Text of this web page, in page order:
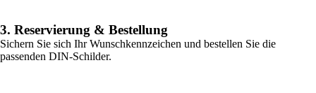
3. Reservierung & Bestellung
Sichern Sie sich Ihr Wunschkennzeichen und bestellen Sie die
passenden DIN-Schilder.